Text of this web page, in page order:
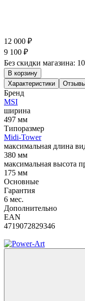
12 000 ₽
9 100 ₽
Без скидки магазина:
В корзину
Характеристики
Бренд
MSI
ширина
497 мм
Типоразмер
Midi-Tower
максимальная длина
380 мм
максимальная высота
175 мм
Основные
Гарантия
6 мес.
Дополнительно
EAN
4719072829346